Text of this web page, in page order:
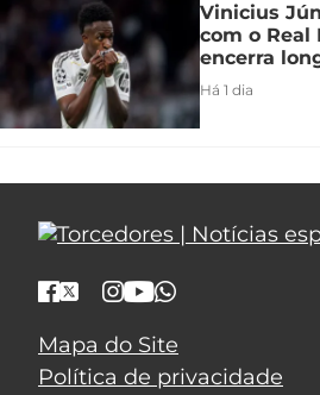
Vinicius
com o Real
encerra
Há 1 dia
Mapa do Site
Política de privacidade